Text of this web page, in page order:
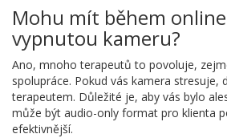
Mohu mít během
vypnutou kameru?
Ano, mnoho terapeutů to povoluje,
spolupráce. Pokud vás kamera stresuje,
terapeutem. Důležité je, aby vás bylo
může být audio-only format pro klienta
efektivnější.